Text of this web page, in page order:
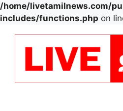
/home/livetamilnews.com/
includes/functions.php on